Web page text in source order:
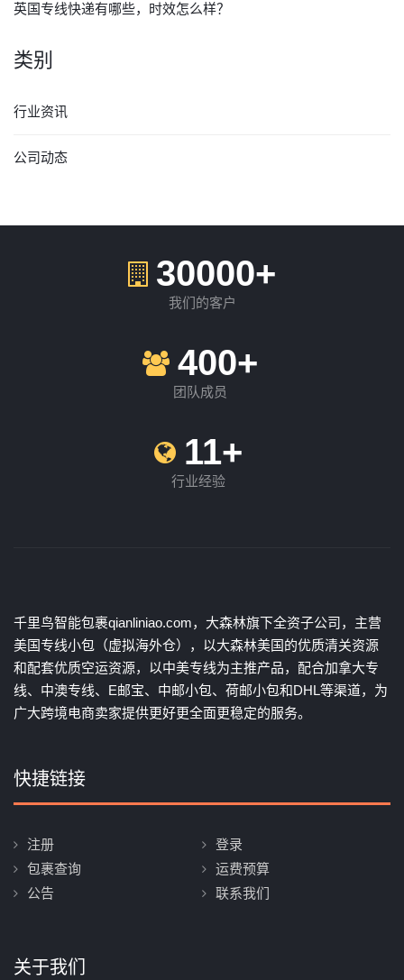
英国专线快递有哪些，时效怎么样？
类别
行业资讯
公司动态
30000+
我们的客户
400+
团队成员
11+
行业经验
千里鸟智能包裹qianliniao.com，大森林旗下全资子公司，主营
美国专线小包（虚拟海外仓），以大森林美国的优质清关资源
和配套优质空运资源，以中美专线为主推产品，配合加拿大专
线、中澳专线、E邮宝、中邮小包、荷邮小包和DHL等渠道，为
广大跨境电商卖家提供更好更全面更稳定的服务。
快捷链接
注册
登录
包裹查询
运费预算
公告
联系我们
关于我们